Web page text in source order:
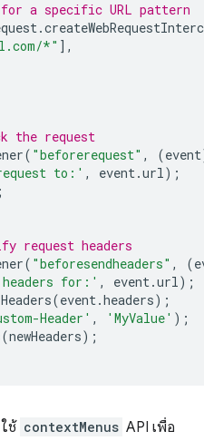
a specific URL pattern
.
*" ],
the request
( "beforerequest" , (event
to:' , event.url);
request headers
( "beforesendheaders" , (
for:' , event.url);
Headers(event.headers);
Header' , 'MyValue' );
(newHeaders);
ช้ contextMenus API เพื่อ